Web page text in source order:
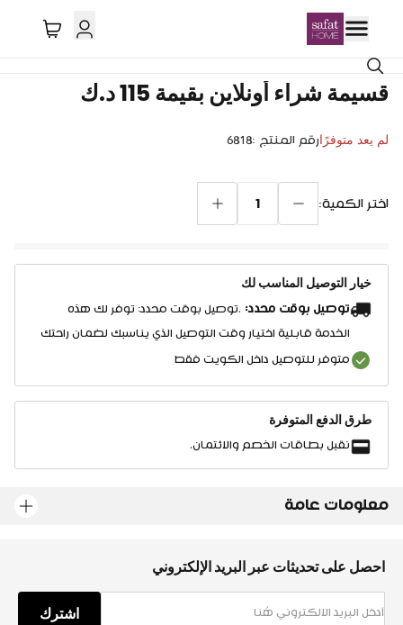
قسيمة شراء أونلاين بقيمة 115 د.ك
لم يعد متوفرًارقم المنتج :
6818
اختر الكمية: 1
خيار التوصيل المناسب لك
توصيل بوقت محدد: .توصيل بوقت محدد: توفر لك هذه
الخدمة قابلية اختيار وقت التوصيل الذي يناسبك لضمان راحتك
متوفر للتوصيل داخل الكويت فقط
طرق الدفع المتوفرة
نقبل بطاقات الخصم والائتمان.
معلومات عامة
احصل على تحديثات عبر البريد الإلكتروني
اشترك